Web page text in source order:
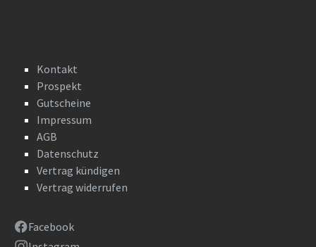
Kontakt
Prospekt
Gutscheine
Impressum
AGB
Datenschutz
Vertrag kündigen
Vertrag widerrufen
Facebook